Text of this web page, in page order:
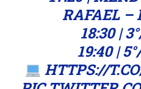
RAFAEL –
18:30 |
19:40 |
HTTPS://